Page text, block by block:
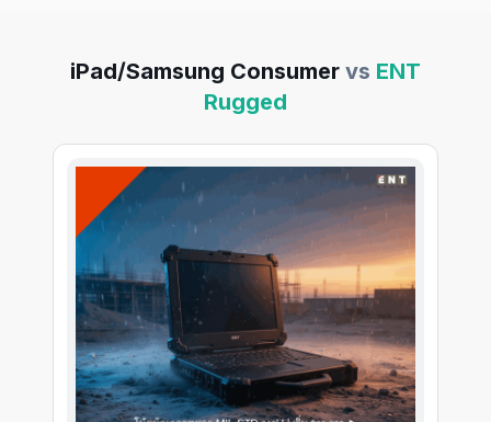
iPad/Samsung Consumer vs ENT
Rugged